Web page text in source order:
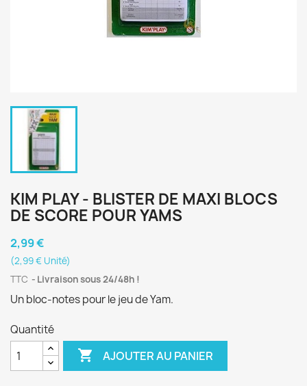
KIM PLAY - BLISTER DE MAXI BLOCS
DE SCORE POUR YAMS
2,99 €
(2,99 € Unité)
TTC
Livraison sous 24/48h !
Un bloc-notes pour le jeu de Yam.
Quantité
 AJOUTER AU PANIER